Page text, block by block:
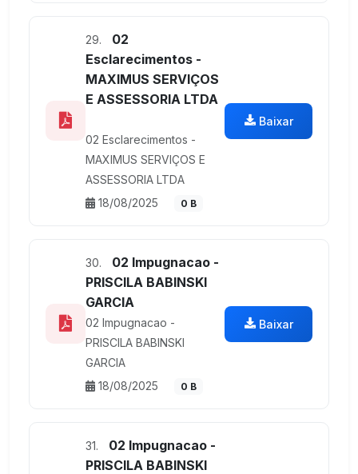
29.
02
Esclarecimentos -
MAXIMUS SERVIÇOS
E ASSESSORIA LTDA
02 Esclarecimentos -
MAXIMUS SERVIÇOS E
ASSESSORIA LTDA
18/08/2025
0 B
Baixar
30.
02 Impugnacao -
PRISCILA BABINSKI
GARCIA
02 Impugnacao -
PRISCILA BABINSKI
GARCIA
18/08/2025
0 B
Baixar
31.
02 Impugnacao -
PRISCILA BABINSKI